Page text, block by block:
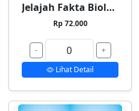
Jelajah Fakta Biologi 1
Rp 72.000
-
+
Lihat Detail